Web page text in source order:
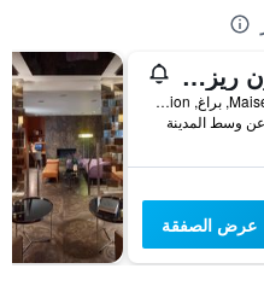
أولد تاون ريزيدنس باي ليتل كينج
Maiselova 38/15, براغ, Prague Region, جمهورية التشيك
عرض الصفقة